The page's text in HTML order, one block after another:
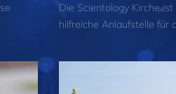
Die Scientology Kirche
hilfreiche Anlaufstelle für